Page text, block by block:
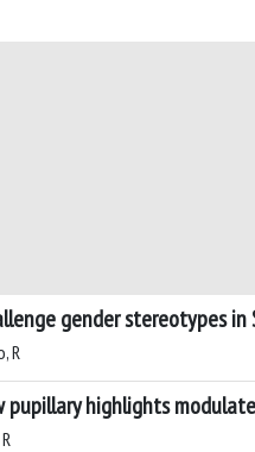
gender stereotypes in
R
highlights